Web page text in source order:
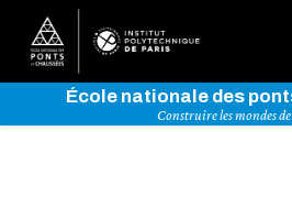
École nationale des
Construire les mondes